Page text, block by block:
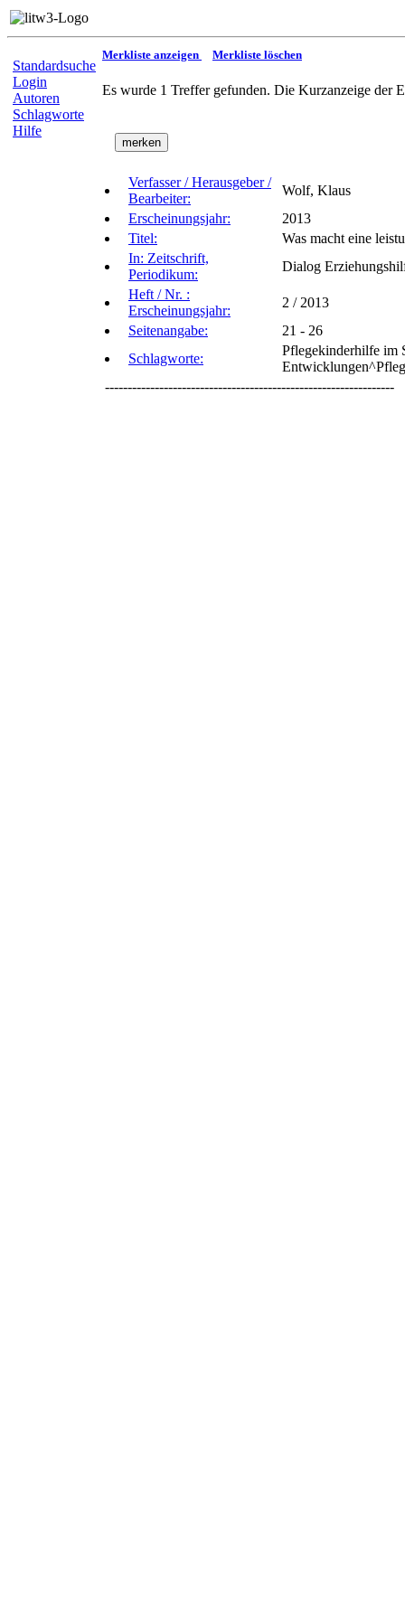
Standardsuche
Login
Autoren
Schlagworte
Hilfe
Merkliste anzeigen Merkliste löschen
Es wurde 1 Treffer gefunden. Die Kurzanzeige der
Verfasser / Herausgeber /
Bearbeiter:
Wolf, Klaus
Erscheinungsjahr:
2013
Titel:
Was macht eine
In: Zeitschrift,
Periodikum:
Dialog
Heft / Nr. :
Erscheinungsjahr:
2 / 2013
Seitenangabe:
21 - 26
Schlagworte:
Pflegekinderhilfe im
----------------------------------------------------------------